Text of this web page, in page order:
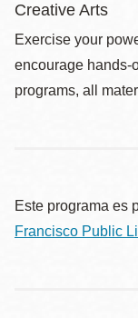
Creative Arts
Exercise your
encourage hands-
programs, all
Este programa es
Francisco Public